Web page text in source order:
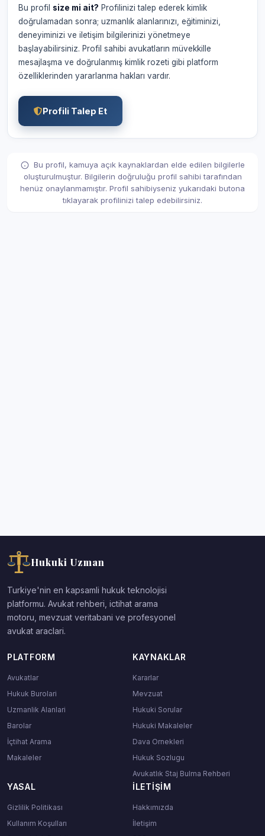
Bu profil size mi ait? Profilinizi talep ederek kimlik
doğrulamadan sonra; uzmanlık alanlarınızı, eğitiminizi,
deneyiminizi ve iletişim bilgilerinizi yönetmeye
başlayabilirsiniz. Profil sahibi avukatların müvekkille
mesajlaşma ve doğrulanmış kimlik rozeti gibi platform
özelliklerinden yararlanma hakları vardır.
Profili Talep Et
Bu profil, kamuya açık kaynaklardan elde edilen bilgilerle
oluşturulmuştur. Bilgilerin doğruluğu profil sahibi tarafından
henüz onaylanmamıştır. Profil sahibiyseniz yukarıdaki butona
tıklayarak profilinizi talep edebilirsiniz.
Hukuki Uzman
Turkiye'nin en kapsamli hukuk teknolojisi
platformu. Avukat rehberi, ictihat arama
motoru, mevzuat veritabani ve profesyonel
avukat araclari.
PLATFORM
Avukatlar
Hukuk Burolari
Uzmanlik Alanlari
Barolar
İçtihat Arama
Makaleler
KAYNAKLAR
Kararlar
Mevzuat
Hukuki Sorular
Hukuki Makaleler
Dava Ornekleri
Hukuk Sozlugu
Avukatlık Staj Bulma Rehberi
YASAL
Gizlilik Politikası
Kullanım Koşulları
İLETIŞIM
Hakkımızda
İletişim